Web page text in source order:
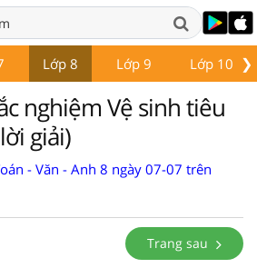
❯
Lớp 8 Lớp 9 Lớp 10
nghiệm Vệ sinh tiêu
giải)
- Văn - Anh 8 ngày 07-07 trên
Trang sau